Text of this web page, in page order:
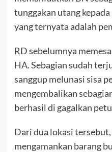
tunggakan utang
yang ternyata adalah
RD sebelumnya
HA. Sebagian sudah
sanggup melunasi sisa
mengembalikan
berhasil di gagalkan
Dari dua lokasi
mengamankan barang